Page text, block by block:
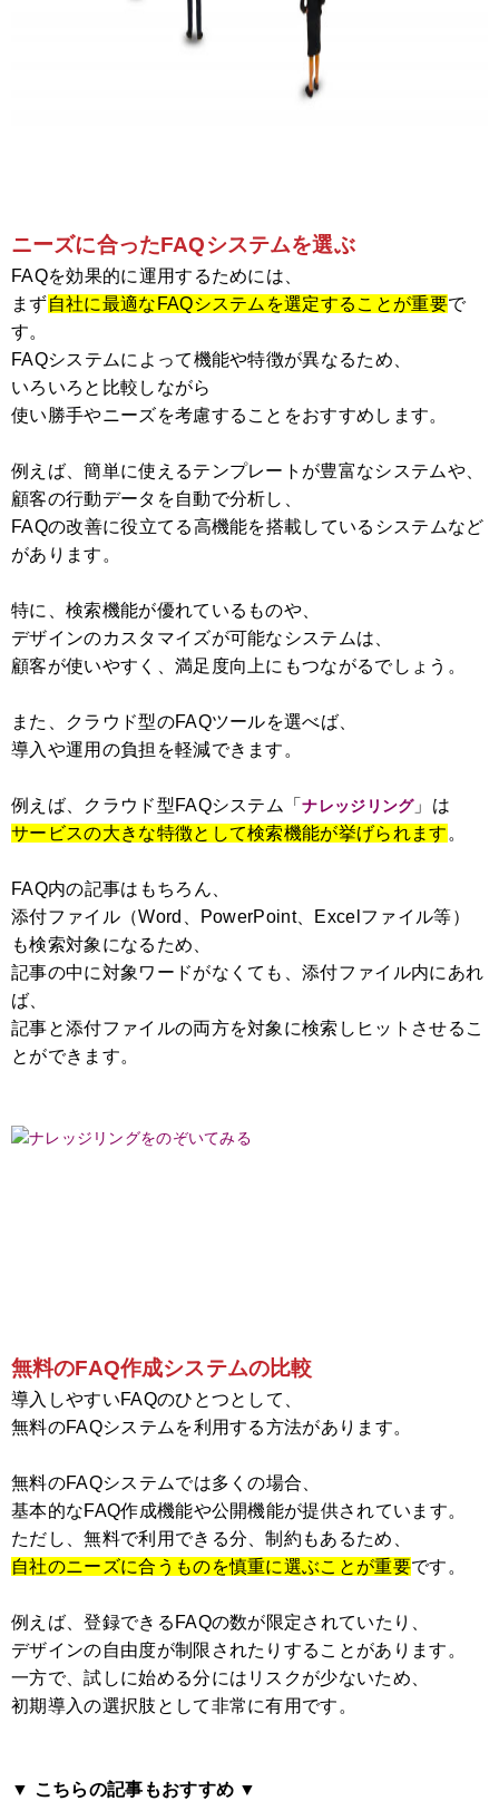
ニーズに合ったFAQシステムを選ぶ
FAQを効果的に運用するためには、
まず自社に最適なFAQシステムを選定することが重要で
す。
FAQシステムによって機能や特徴が異なるため、
いろいろと比較しながら
使い勝手やニーズを考慮することをおすすめします。
例えば、簡単に使えるテンプレートが豊富なシステムや、
顧客の行動データを自動で分析し、
FAQの改善に役立てる高機能を搭載しているシステムなど
があります。
特に、検索機能が優れているものや、
デザインのカスタマイズが可能なシステムは、
顧客が使いやすく、満足度向上にもつながるでしょう。
また、クラウド型のFAQツールを選べば、
導入や運用の負担を軽減できます。
例えば、クラウド型FAQシステム「ナレッジリング」は
サービスの大きな特徴として検索機能が挙げられます。
FAQ内の記事はもちろん、
添付ファイル（Word、PowerPoint、Excelファイル等）
も検索対象になるため、
記事の中に対象ワードがなくても、添付ファイル内にあれ
ば、
記事と添付ファイルの両方を対象に検索しヒットさせるこ
とができます。
無料のFAQ作成システムの比較
導入しやすいFAQのひとつとして、
無料のFAQシステムを利用する方法があります。
無料のFAQシステムでは多くの場合、
基本的なFAQ作成機能や公開機能が提供されています。
ただし、無料で利用できる分、制約もあるため、
自社のニーズに合うものを慎重に選ぶことが重要です。
例えば、登録できるFAQの数が限定されていたり、
デザインの自由度が制限されたりすることがあります。
一方で、試しに始める分にはリスクが少ないため、
初期導入の選択肢として非常に有用です。
▼ こちらの記事もおすすめ ▼